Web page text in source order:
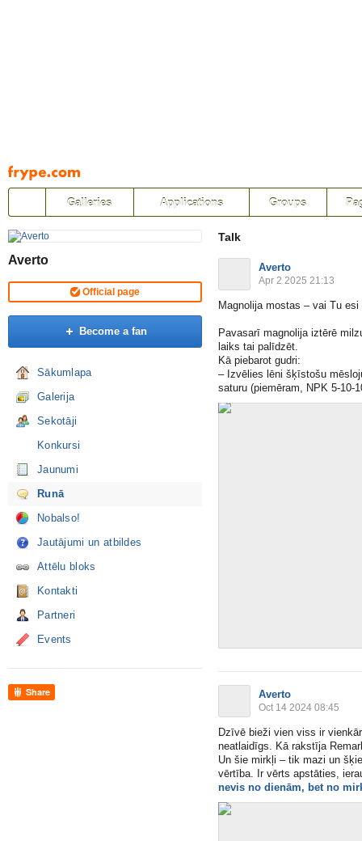
Pāriet
uz
saturu
Galleries Applications Groups
Averto
Official page
Become a fan
Sākumlapa
Galerija
Sekotāji
Konkursi
Jaunumi
Runā
Nobalso!
Jautājumi un atbildes
Attēlu bloks
Kontakti
Partneri
Events
Share
Talk
Averto
Apr 2 2025 21:13
Magnolija mostas – vai Tu
Pavasarī magnolija iztērē
laiks tai palīdzēt.
Kā piebarot gudri:
– Izvēlies lēni šķīstošu
saturu (piemēram, NPK 5-10-
Averto
Oct 14 2024 08:45
Dzīvē bieži vien viss ir
neatlaidīgs. Kā rakstīja
Un šie mirkļi – tik mazi un
vērtība. Ir vērts apstāties,
nevis no dienām, bet no